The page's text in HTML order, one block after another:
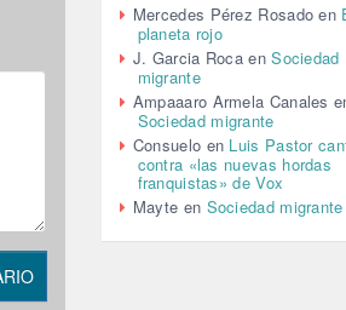
NATURALEZA (1)
PALESTINA (8)
PARTICIPACIÓN
PAZ (2)
PENSIONES (12)
PEPE MUJICA (2)
PESCADORES (1)
POBREZA (2)
Mercedes Pérez Rosado en
planeta rojo
J. Garcia Roca enSociedad
migrante
Ampaaaro Armela Canales
Sociedad migrante
Consuelo en Luis Pastor
contra «las nuevas hordas
franquistas» de Vox
Mayte en Sociedad migrante